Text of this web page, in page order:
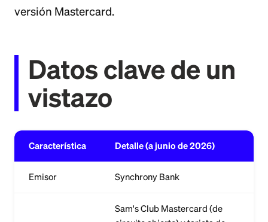
versión Mastercard.
Datos clave de un
vistazo
Característica Detalle (a junio de 2026)
Emisor Synchrony Bank
Sam's Club Mastercard (de